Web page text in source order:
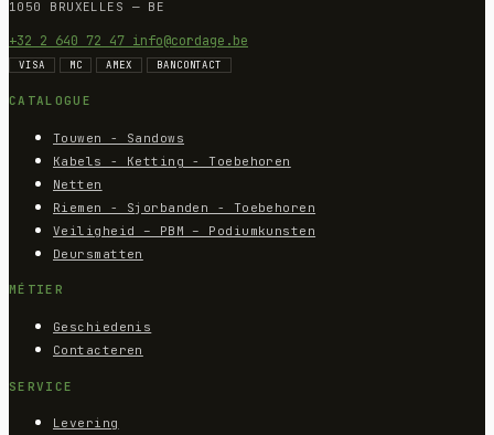
1050 BRUXELLES — BE
+32 2 640 72 47 info@cordage.be
VISA MC AMEX BANCONTACT
CATALOGUE
Touwen - Sandows
Kabels - Ketting - Toebehoren
Netten
Riemen - Sjorbanden - Toebehoren
Veiligheid – PBM – Podiumkunsten
Deursmatten
MÉTIER
Geschiedenis
Contacteren
SERVICE
Levering